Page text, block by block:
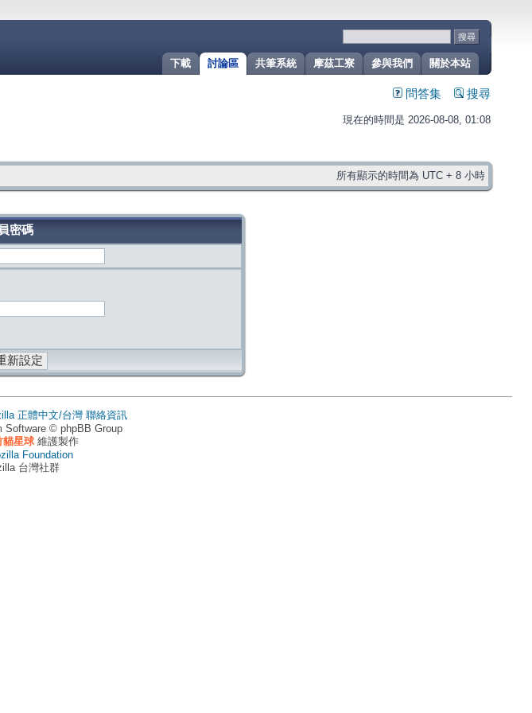
關於本站
參與我們
摩茲工寮
共筆系統
討論區
下載
問答集 搜尋
現在的時間是 2026-08-08, 01:08
所有顯示的時間為 UTC + 8 小時
密碼
正體中文/台灣 聯絡資訊
Software © phpBB Group
貓星球維護製作
Foundation
台灣社群